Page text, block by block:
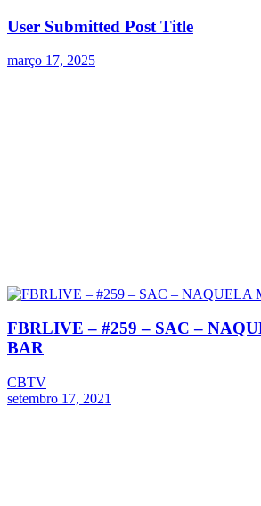
User Submitted Post Title
março 17, 2025
FBRLIVE – #259 – SAC –
BAR
CBTV
setembro 17, 2021